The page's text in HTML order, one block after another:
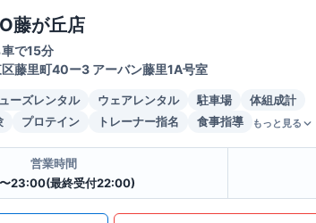
藤が丘店
で15分
藤里町40ー3 アーバン藤里1A号室
ーズレンタル ウェアレンタル 駐車場
体組成計
プロテイン トレーナー指名 食事指導 もっと見る
営業時間
23:00(最終受付22:00)